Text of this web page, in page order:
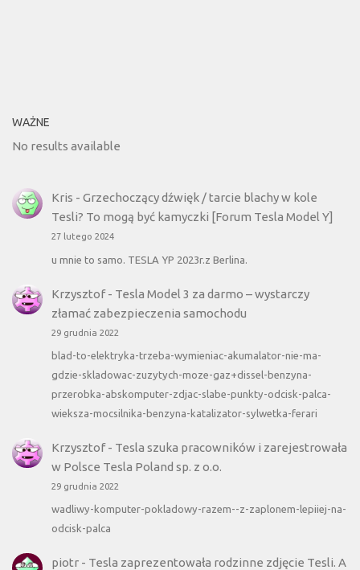
WAŻNE
No results available
Kris - Grzechoczący dźwięk / tarcie blachy w kole
Tesli? To mogą być kamyczki [Forum Tesla Model Y]
27 lutego 2024
u mnie to samo. TESLA YP 2023r.z Berlina.
Krzysztof- Tesla Model 3 za darmo – wystarczy
złamać zabezpieczenia samochodu
29 grudnia 2022
blad-to-elektryka-trzeba-wymieniac-akumalator-nie-ma-
gdzie-skladowac-zuzytych-moze-gaz+dissel-benzyna-
przerobka-abskomputer-zdjac-slabe-punkty-odcisk-palca-
wieksza-mocsilnika-benzyna-katalizator-sylwetka-ferari
Krzysztof- Tesla szuka pracowników i zarejestrowała
w Polsce Tesla Poland sp. z o.o.
29 grudnia 2022
wadliwy-komputer-pokladowy-razem--z-zaplonem-lepiiej-na-
odcisk-palca
piotr- Tesla zaprezentowała rodzinne zdjęcie Tesli. A